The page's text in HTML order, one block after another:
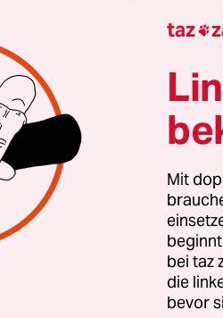
unter dem Motto
Aufgerufen
darunter der
Linke und eine
Außenstelle der LAB
Für
nach auf 200
von ganz
taz 
Mit
bei taz
die
bevor